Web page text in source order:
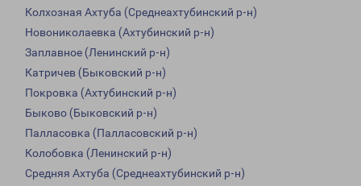
Колхозная Ахтуба (Среднеахтубинский р-н)
Новониколаевка (Ахтубинский р-н)
Заплавное (Ленинский р-н)
Катричев (Быковский р-н)
Покровка (Ахтубинский р-н)
Быково (Быковский р-н)
Палласовка (Палласовский р-н)
Колобовка (Ленинский р-н)
Средняя Ахтуба (Среднеахтубинский р-н)